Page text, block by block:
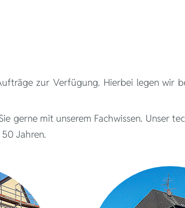
zur Verfügung. Hierbei legen wir
gerne mit unserem Fachwissen. Unser
Jahren.